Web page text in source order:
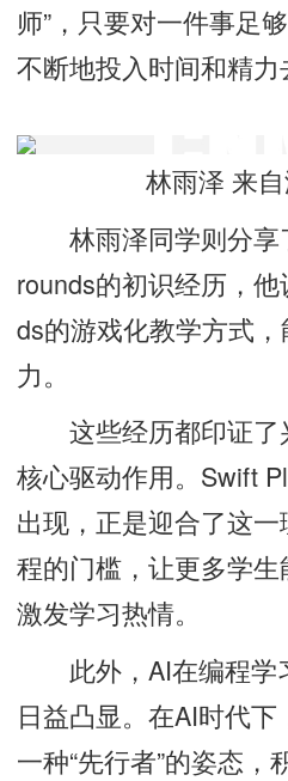
师”，只要对一件事足
不断地投入时间和精力
林雨泽 来
林雨泽同学则分享
rounds的初识经历，
ds的游戏化教学方式
力。
这些经历都印证了
核心驱动作用。Swift
出现，正是迎合了这
程的门槛，让更多学
激发学习热情。
此外，AI在编程学
日益凸显。在AI时代
一种“先行者”的姿态，